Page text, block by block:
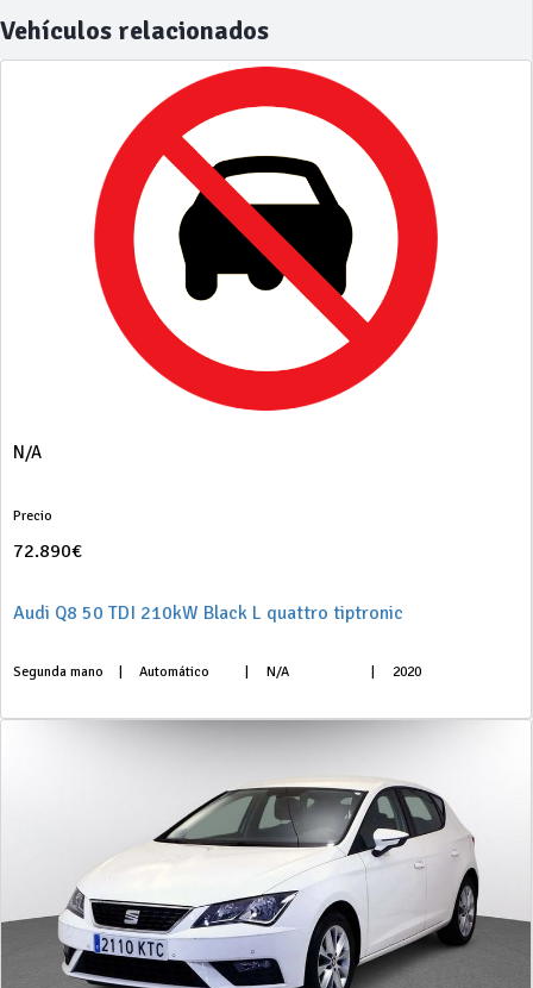
Vehículos relacionados
N/A
Precio
72.890€
Audi Q8 50 TDI 210kW Black L quattro tiptronic
Segunda mano Automático N/A 2020